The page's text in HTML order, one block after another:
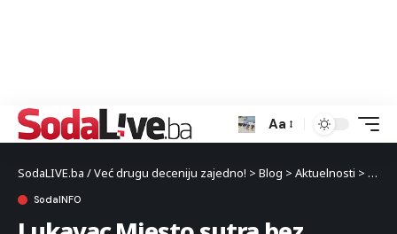
Aa
SodaLIVE.ba / Već drugu deceniju zajedno! > Blog > Aktuelnosti >
SodaINFO